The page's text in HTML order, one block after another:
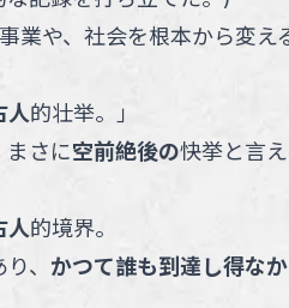
業や、社会を根本から変え
人的壮举。
」
まさに空前絶後の快挙と言え
人的境界。
、 かつて誰も到達し得な